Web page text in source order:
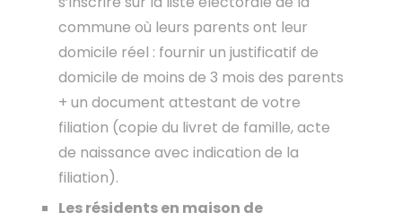
commune où leurs parents ont leur
domicile réel : fournir un justificatif de
domicile de moins de 3 mois des parents
+ un document attestant de votre
filiation (copie du livret de famille, acte
de naissance avec indication de la
filiation).
Les résidents en maison de